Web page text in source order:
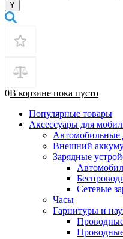
0В корзине пока пусто
Популярные товары
Аксессуары для
Автомобильные
Внешний
Зарядные
Сетевые
Часы
Гарнитуры и